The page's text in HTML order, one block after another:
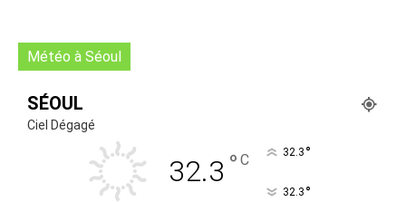
Météo à Séoul
SÉOUL
Ciel Dégagé
32.3 ° C 32.3 °
32.3 °